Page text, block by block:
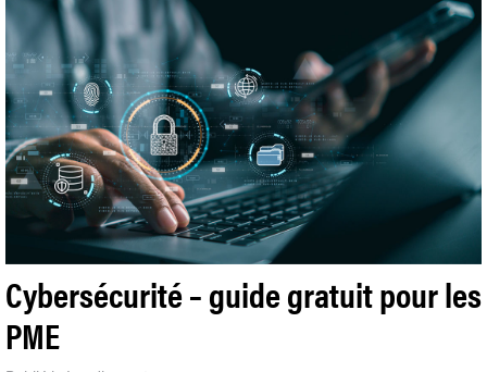
Cybersécurité – guide gratuit pour les
PME